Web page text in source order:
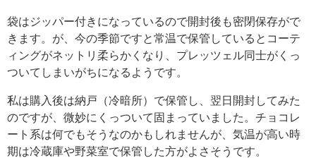
袋はジッパー付きになっているので開封後も密閉保存がで
きます。が、今の季節ですと常温で保管しているとコーテ
ィングがネットリ柔らかくなり、プレッツェル同士がくっ
ついてしまいがちになるようです。
私は購入後は納戸（冷暗所）で保管し、翌日開封してみた
のですが、微妙にくっついて固まっていました。チョコレ
ート系は何でもそうなのかもしれませんが、気温が高い時
期は冷蔵庫や野菜室で保管した方がよさそうです。